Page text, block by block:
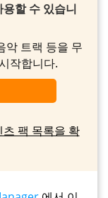
할 수 있습니
악 트랙 등을 무
작합니다.
팩 목록을 확